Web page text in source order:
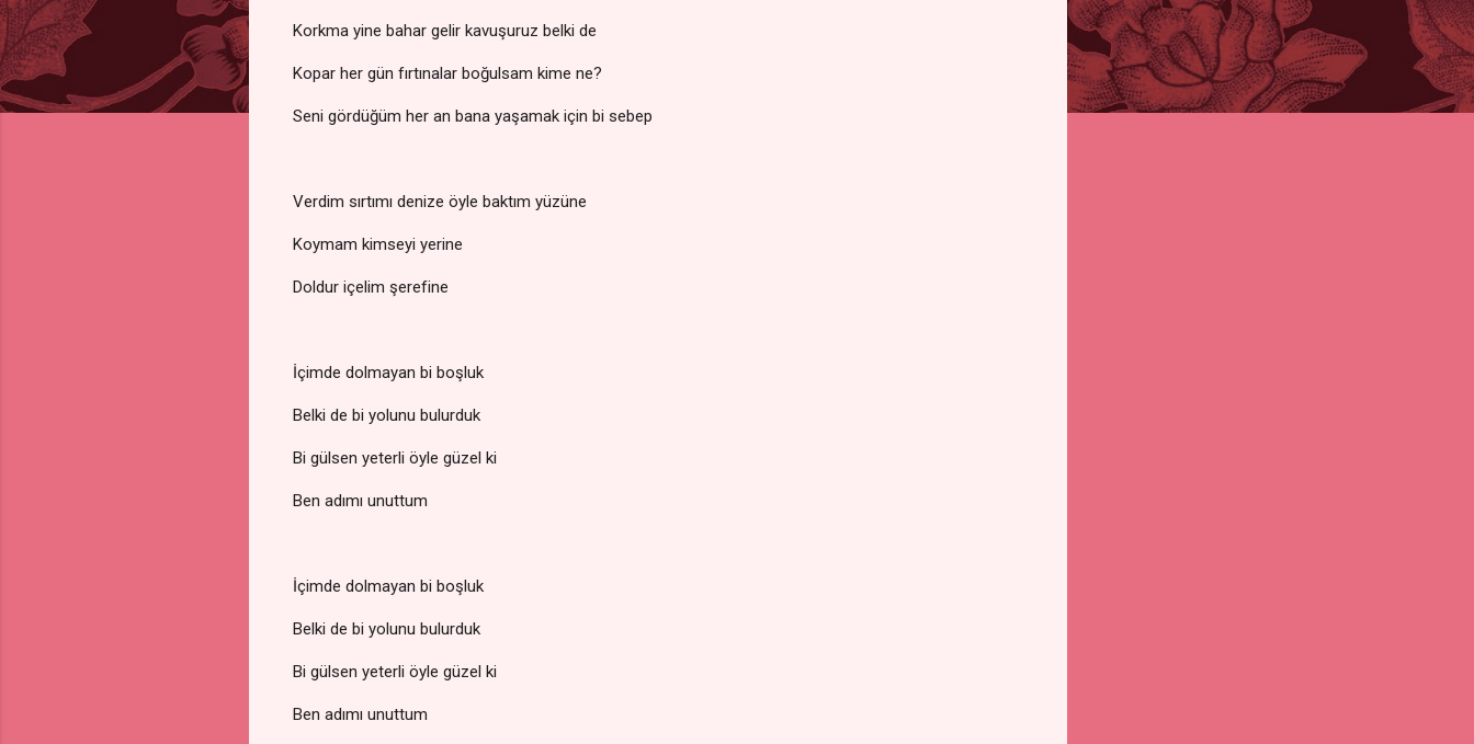
Korkma yine bahar gelir kavuşuruz belki de
Kopar her gün fırtınalar boğulsam kime ne?
Seni gördüğüm her an bana yaşamak için bi sebep
Verdim sırtımı denize öyle baktım yüzüne
Koymam kimseyi yerine
Doldur içelim şerefine
İçimde dolmayan bi boşluk
Belki de bi yolunu bulurduk
Bi gülsen yeterli öyle güzel ki
Ben adımı unuttum
İçimde dolmayan bi boşluk
Belki de bi yolunu bulurduk
Bi gülsen yeterli öyle güzel ki
Ben adımı unuttum